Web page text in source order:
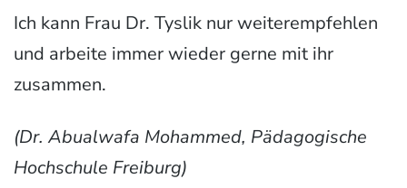
Ich kann Frau Dr. Tyslik nur weiterempfehlen
und arbeite immer wieder gerne mit ihr
zusammen.
(Dr. Abualwafa Mohammed, Pädagogische
Hochschule Freiburg)